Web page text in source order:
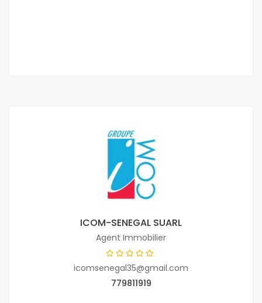
ICOM-SENEGAL SUARL
Agent Immobilier
icomsenegal35@gmail.com
779811919